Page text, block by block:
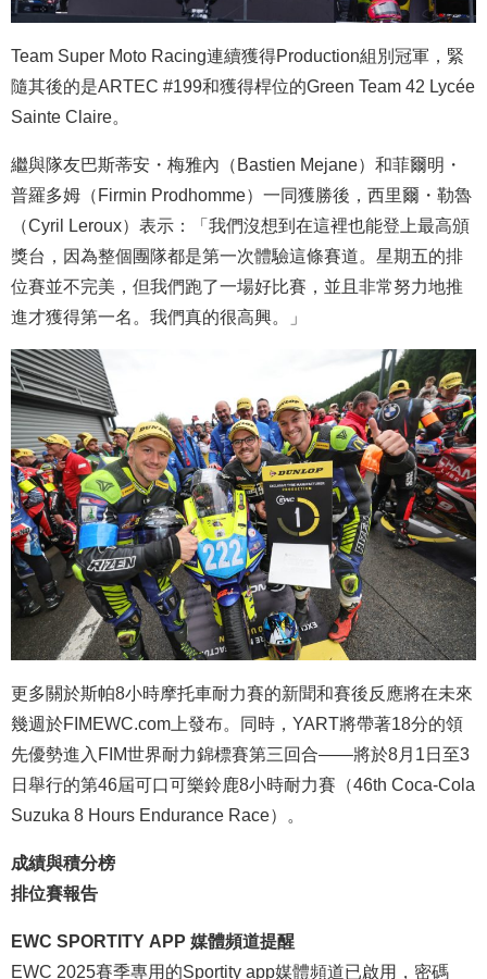
Team Super Moto Racing連續獲得Production組別冠軍，緊
隨其後的是ARTEC #199和獲得桿位的Green Team 42 Lycée
Sainte Claire。
繼與隊友巴斯蒂安・梅雅內（Bastien Mejane）和菲爾明・
普羅多姆（Firmin Prodhomme）一同獲勝後，西里爾・勒魯
（Cyril Leroux）表示：「我們沒想到在這裡也能登上最高頒
獎台，因為整個團隊都是第一次體驗這條賽道。星期五的排
位賽並不完美，但我們跑了一場好比賽，並且非常努力地推
進才獲得第一名。我們真的很高興。」
更多關於斯帕8小時摩托車耐力賽的新聞和賽後反應將在未來
幾週於FIMEWC.com上發布。同時，YART將帶著18分的領
先優勢進入FIM世界耐力錦標賽第三回合——將於8月1日至3
日舉行的第46屆可口可樂鈴鹿8小時耐力賽（46th Coca-Cola
Suzuka 8 Hours Endurance Race）。
成績與積分榜
排位賽報告
EWC SPORTITY APP 媒體頻道提醒
EWC 2025賽季專用的Sportity app媒體頻道已啟用，密碼